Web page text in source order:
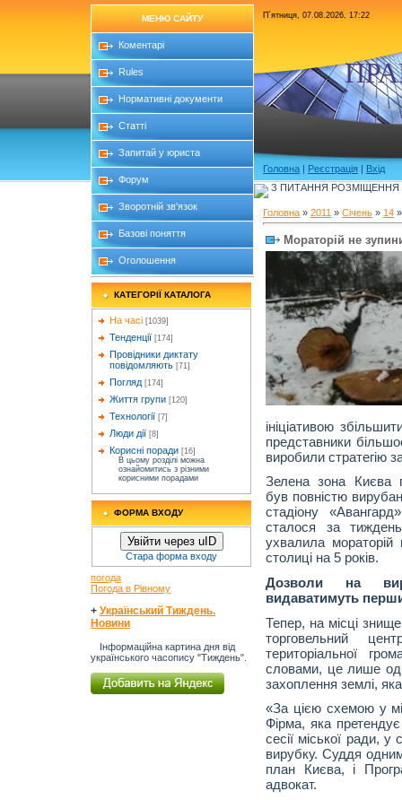
МЕНЮ САЙТУ
Коментарі
Rules
Нормативні документи
Статті
Запитай у юриста
Форум
Зворотній зв'язок
Базові поняття
Оголошення
КАТЕГОРІЇ КАТАЛОГА
На часі [1039]
Тенденції [174]
Провідники диктату
повідомляють [71]
Погляд [174]
Життя групи [120]
Технології [7]
Люди дії [8]
Корисні поради [16]
В цьому розділі можна
ознайомитись з різними
корисними порадами
ФОРМА ВХОДУ
Увійти через uID
Стара форма входу
погода
Погода в Рівному
+ Український Тиждень.
Новини
Інформаційна картина дня від
українського часопису "Тиждень".
П`ятниця, 07.08.2026, 17:22
Головна | Реєстрація | Вхід
З ПИТАННЯ РОЗМІЩЕННЯ
Головна » 2011 » Січень » 14
Мораторій не
ініціативою
представники
виробили стратегію
Зелена зона Києва
був повністю
стадіону
сталося за
ухвалила
столиці на 5 років.
Дозволи на
видаватимуть
Тепер, на місці
торговельний
територіальної
словами, це лише
захоплення землі,
«За цією схемою у
Фірма, яка
сесії міської ради, у
вирубку. Суддя
план Києва, і
адвокат.